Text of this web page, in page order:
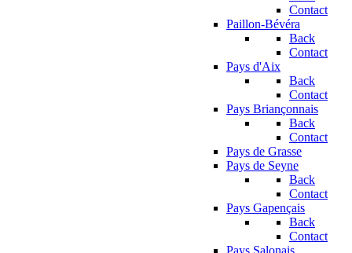
Contact
Paillon-Bévéra
Back
Contact
Pays d'Aix
Back
Contact
Pays Briançonnais
Back
Contact
Pays de Grasse
Pays de Seyne
Back
Contact
Pays Gapençais
Back
Contact
Pays Salonais